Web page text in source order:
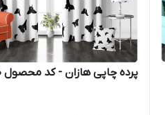
پرده چاپی هازان - کد محصول 20540